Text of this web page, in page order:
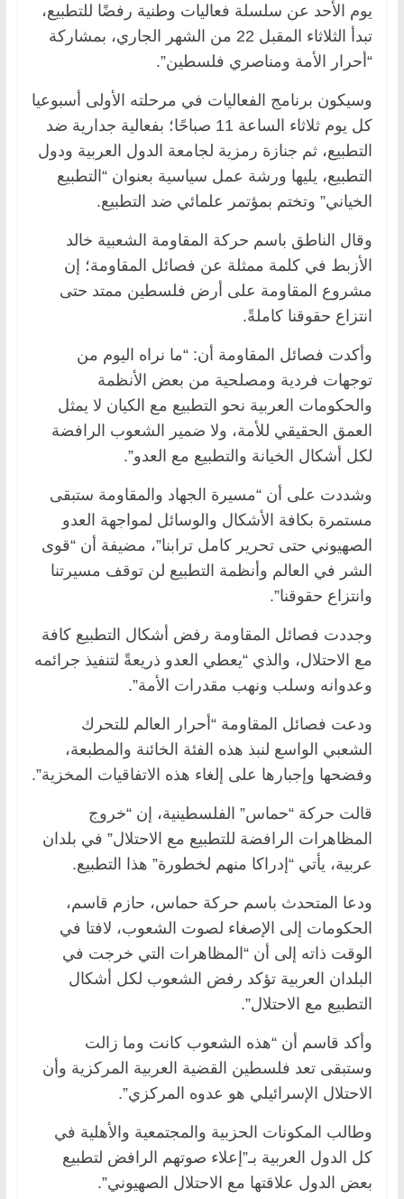
يوم الأحد عن سلسلة فعاليات وطنية رفضًا للتطبيع،
تبدأ الثلاثاء المقبل 22 من الشهر الجاري، بمشاركة
“أحرار الأمة ومناصري فلسطين”.
وسيكون برنامج الفعاليات في مرحلته الأولى أسبوعيا
كل يوم ثلاثاء الساعة 11 صباحًا؛ بفعالية جدارية ضد
التطبيع، ثم جنازة رمزية لجامعة الدول العربية ودول
التطبيع، يليها ورشة عمل سياسية بعنوان “التطبيع
الخياني” وتختم بمؤتمر علمائي ضد التطبيع.
وقال الناطق باسم حركة المقاومة الشعبية خالد
الأزبط في كلمة ممثلة عن فصائل المقاومة؛ إن
مشروع المقاومة على أرض فلسطين ممتد حتى
انتزاع حقوقنا كاملةً.
وأكدت فصائل المقاومة أن: “ما نراه اليوم من
توجهات فردية ومصلحية من بعض الأنظمة
والحكومات العربية نحو التطبيع مع الكيان لا يمثل
العمق الحقيقي للأمة، ولا ضمير الشعوب الرافضة
لكل أشكال الخيانة والتطبيع مع العدو”.
وشددت على أن “مسيرة الجهاد والمقاومة ستبقى
مستمرة بكافة الأشكال والوسائل لمواجهة العدو
الصهيوني حتى تحرير كامل ترابنا”، مضيفة أن “قوى
الشر في العالم وأنظمة التطبيع لن توقف مسيرتنا
وانتزاع حقوقنا”.
وجددت فصائل المقاومة رفض أشكال التطبيع كافة
مع الاحتلال، والذي “يعطي العدو ذريعةً لتنفيذ جرائمه
وعدوانه وسلب ونهب مقدرات الأمة”.
ودعت فصائل المقاومة “أحرار العالم للتحرك
الشعبي الواسع لنبذ هذه الفئة الخائنة والمطبعة،
وفضحها وإجبارها على إلغاء هذه الاتفاقيات المخزية”.
قالت حركة “حماس” الفلسطينية، إن “خروج
المظاهرات الرافضة للتطبيع مع الاحتلال” في بلدان
عربية، يأتي “إدراكا منهم لخطورة” هذا التطبيع.
ودعا المتحدث باسم حركة حماس، حازم قاسم،
الحكومات إلى الإصغاء لصوت الشعوب، لافتا في
الوقت ذاته إلى أن “المظاهرات التي خرجت في
البلدان العربية تؤكد رفض الشعوب لكل أشكال
التطبيع مع الاحتلال”.
وأكد قاسم أن “هذه الشعوب كانت وما زالت
وستبقى تعد فلسطين القضية العربية المركزية وأن
الاحتلال الإسرائيلي هو عدوه المركزي”.
وطالب المكونات الحزبية والمجتمعية والأهلية في
كل الدول العربية بـ”إعلاء صوتهم الرافض لتطبيع
بعض الدول علاقتها مع الاحتلال الصهيوني”.